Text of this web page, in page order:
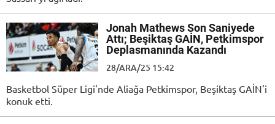
Jonah Mathews Son Saniyede
Attı; Beşiktaş GAİN, Petkimspor
Deplasmanında Kazandı
28/ARA/25 15:42
Basketbol Süper Ligi'nde Aliağa Petkimspor, Beşiktaş GAİN'i
konuk etti.